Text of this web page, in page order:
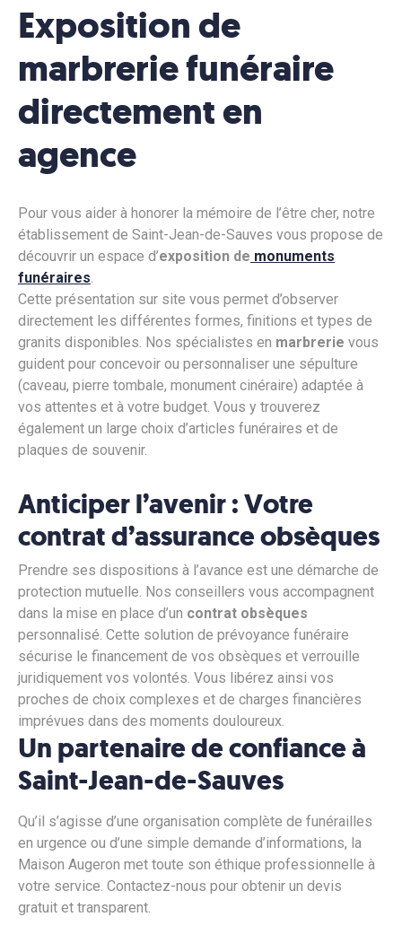
Exposition de
marbrerie funéraire
directement en
agence
Pour vous aider à honorer la mémoire de l’être cher, notre
établissement de Saint-Jean-de-Sauves vous propose de
découvrir un espace d’exposition de monuments
funéraires.
Cette présentation sur site vous permet d’observer
directement les différentes formes, finitions et types de
granits disponibles. Nos spécialistes en marbrerie vous
guident pour concevoir ou personnaliser une sépulture
(caveau, pierre tombale, monument cinéraire) adaptée à
vos attentes et à votre budget. Vous y trouverez
également un large choix d’articles funéraires et de
plaques de souvenir.
Anticiper l’avenir : Votre
contrat d’assurance obsèques
Prendre ses dispositions à l’avance est une démarche de
protection mutuelle. Nos conseillers vous accompagnent
dans la mise en place d’un contrat obsèques
personnalisé. Cette solution de prévoyance funéraire
sécurise le financement de vos obsèques et verrouille
juridiquement vos volontés. Vous libérez ainsi vos
proches de choix complexes et de charges financières
imprévues dans des moments douloureux.
Un partenaire de confiance à
Saint-Jean-de-Sauves
Qu’il s’agisse d’une organisation complète de funérailles
en urgence ou d’une simple demande d’informations, la
Maison Augeron met toute son éthique professionnelle à
votre service. Contactez-nous pour obtenir un devis
gratuit et transparent.